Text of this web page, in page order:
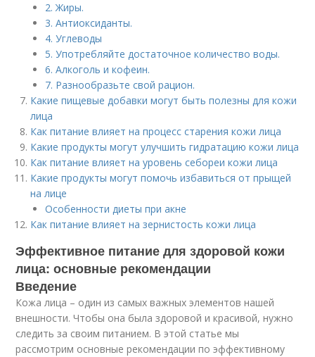
2. Жиры.
3. Антиоксиданты.
4. Углеводы
5. Употребляйте достаточное количество воды.
6. Алкоголь и кофеин.
7. Разнообразьте свой рацион.
Какие пищевые добавки могут быть полезны для кожи
лица
Как питание влияет на процесс старения кожи лица
Какие продукты могут улучшить гидратацию кожи лица
Как питание влияет на уровень себореи кожи лица
Какие продукты могут помочь избавиться от прыщей
на лице
Особенности диеты при акне
Как питание влияет на зернистость кожи лица
Эффективное питание для здоровой кожи
лица: основные рекомендации
Введение
Кожа лица – один из самых важных элементов нашей
внешности. Чтобы она была здоровой и красивой, нужно
следить за своим питанием. В этой статье мы
рассмотрим основные рекомендации по эффективному